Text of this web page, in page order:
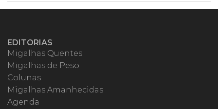
EDITORIAS
Migalhas Quentes
Migalhas de Peso
Colunas
Migalhas Amanhecidas
Agenda